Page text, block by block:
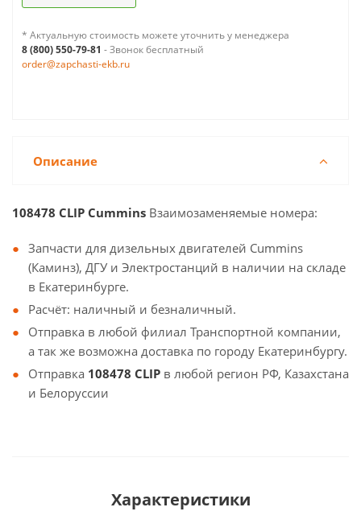
* Актуальную стоимость можете уточнить у менеджера
8 (800) 550-79-81 - Звонок бесплатный
order@zapchasti-ekb.ru
Описание
108478 CLIP Cummins Взаимозаменяемые номера:
Запчасти для дизельных двигателей Cummins
(Каминз), ДГУ и Электростанций в наличии на складе
в Екатеринбурге.
Расчёт: наличный и безналичный.
Отправка в любой филиал Транспортной компании,
а так же возможна доставка по городу Екатеринбургу.
Отправка 108478 CLIP в любой регион РФ, Казахстана
и Белоруссии
Характеристики